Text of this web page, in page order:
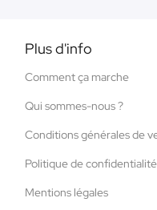
Plus d'info
Comment ça marche
Qui sommes-nous ?
Conditions générales de
Politique de confidentialité
Mentions légales